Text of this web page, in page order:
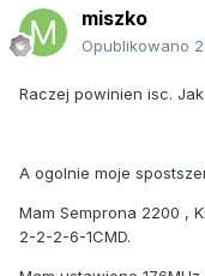
miszko
Opublikowano
Raczej powinien isc.
A ogolnie moje
Mam Semprona 2200 ,
2-2-2-6-1CMD.